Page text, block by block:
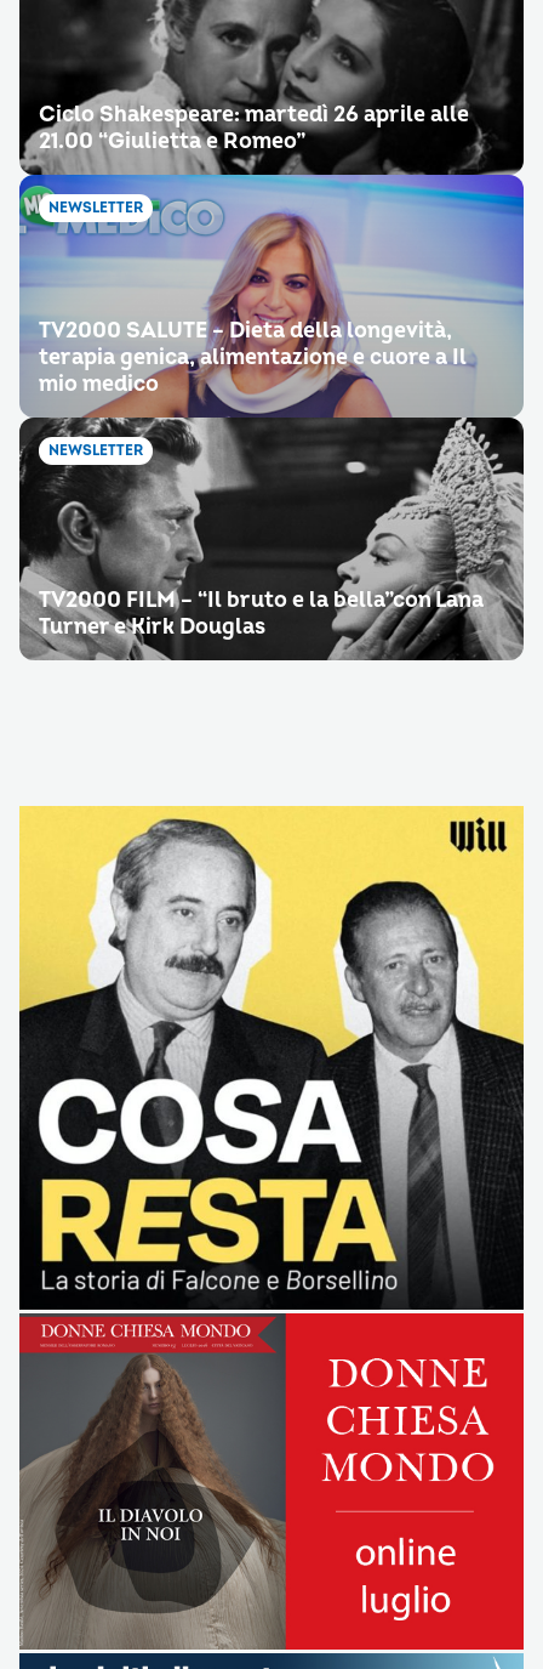
Ciclo Shakespeare: martedì 26 aprile alle
21.00 “Giulietta e Romeo”
NEWSLETTER
TV2000 SALUTE – Dieta della longevità,
terapia genica, alimentazione e cuore a Il
mio medico
NEWSLETTER
TV2000 FILM – “Il bruto e la bella”con Lana
Turner e Kirk Douglas